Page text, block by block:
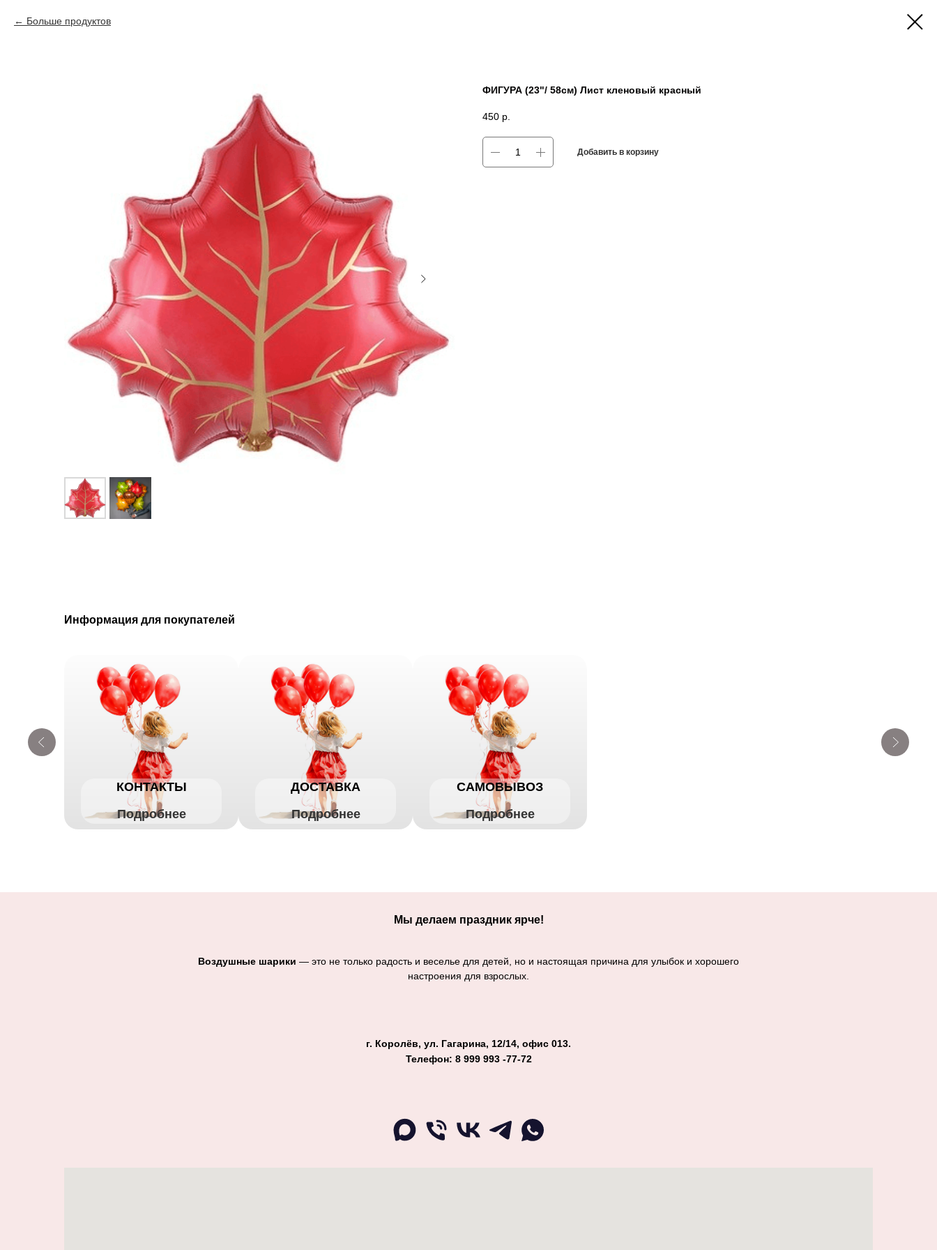
Больше продуктов
ФИГУРА (23"/ 58см) Лист кленовый красный
450 р.
Добавить в корзину
Информация для покупателей
КОНТАКТЫ
Подробнее
ДОСТАВКА
Подробнее
САМОВЫВОЗ
Подробнее
Мы делаем праздник ярче!
Воздушные шарики — это не только радость и веселье для детей, но и настоящая причина для улыбок и хорошего
настроения для взрослых.
г. Королёв, ул. Гагарина, 12/14, офис 013.
Телефон: 8 999 993 -77-72